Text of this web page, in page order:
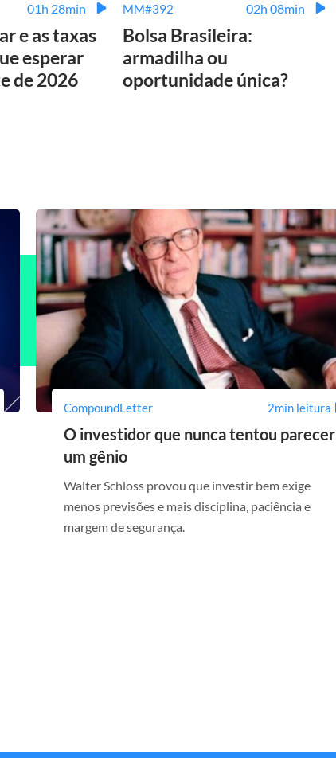
01h 28min
e as taxas
esperar
de 2026
MM#392 02h 08min
Bolsa Brasileira:
armadilha ou
oportunidade única?
CompoundLetter 2min leitura
O investidor que nunca tentou parecer
um gênio
Walter Schloss provou que investir bem exige
menos previsões e mais disciplina, paciência e
margem de segurança.